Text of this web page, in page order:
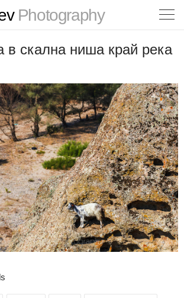
Photography
в скална ниша край река